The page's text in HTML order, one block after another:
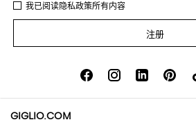
我已阅读隐私政策所有内容
注册
GIGLIO.COM